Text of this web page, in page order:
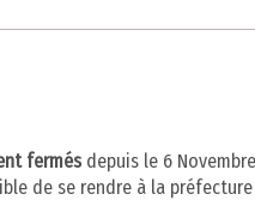
fermés depuis le 6
de se rendre à la